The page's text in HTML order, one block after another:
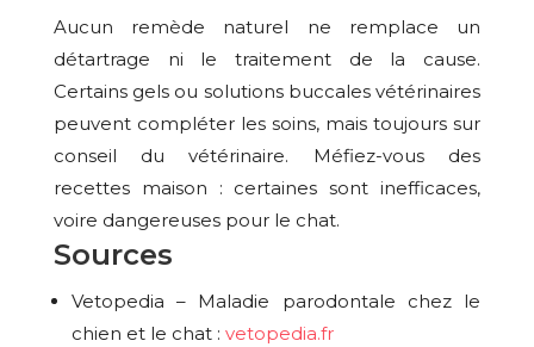
Aucun remède naturel ne remplace un
détartrage ni le traitement de la cause.
Certains gels ou solutions buccales vétérinaires
peuvent compléter les soins, mais toujours sur
conseil du vétérinaire. Méfiez-vous des
recettes maison : certaines sont inefficaces,
voire dangereuses pour le chat.
Sources
Vetopedia – Maladie parodontale chez le
chien et le chat : vetopedia.fr